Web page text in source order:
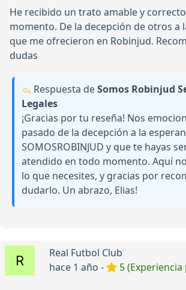
He recibido un trato amable y
momento. De la decepción de otros a
que me ofrecieron en Robinjud.
dudas
Respuesta deSomos Robinjud
Legales
¡Gracias por tu reseña! Nos
pasado de la decepción a la
SOMOSROBINJUD y que te hayas
atendido en todo momento. Aquí
lo que necesites, y gracias por
dudarlo. Un abrazo, Elias!
Real Futbol Club
hace 1 año -
5